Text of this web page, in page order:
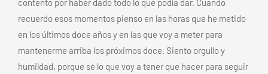
contento por haber dado todo lo que podía dar. Cuando
recuerdo esos momentos pienso en las horas que he metido
en los últimos doce años y en las que voy a meter para
mantenerme arriba los próximos doce. Siento orgullo y
humildad, porque sé lo que voy a tener que hacer para seguir